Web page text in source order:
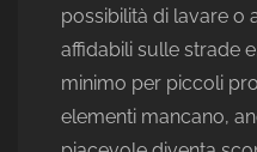
possibilità di lavare o
affidabili sulle strade
minimo per piccoli
elementi mancano,